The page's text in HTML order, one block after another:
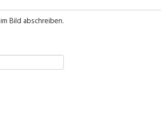
Bild abschreiben.